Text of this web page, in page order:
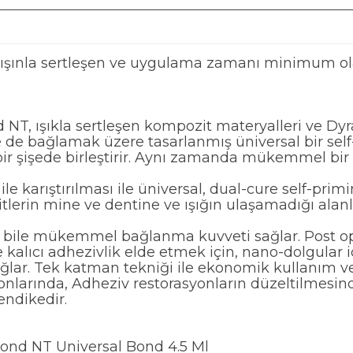
sertleşen ve uygulama zamanı minimum
NT, ışıkla sertleşen kompozit materyalleri ve
de bağlamak üzere tasarlanmış üniversal bir
şişede birleştirir. Aynı zamanda mükemmel bir
karıştırılması ile üniversal, dual-cure self-
mine ve dentine ve ışığın ulaşamadığı
bile mükemmel bağlanma kuvveti sağlar. Post
adhezivlik elde etmek için, nano-
Tek katman tekniği ile ekonomik kullanım
Adheziv restorasyonların
NT Universal Bond 4.5 Ml